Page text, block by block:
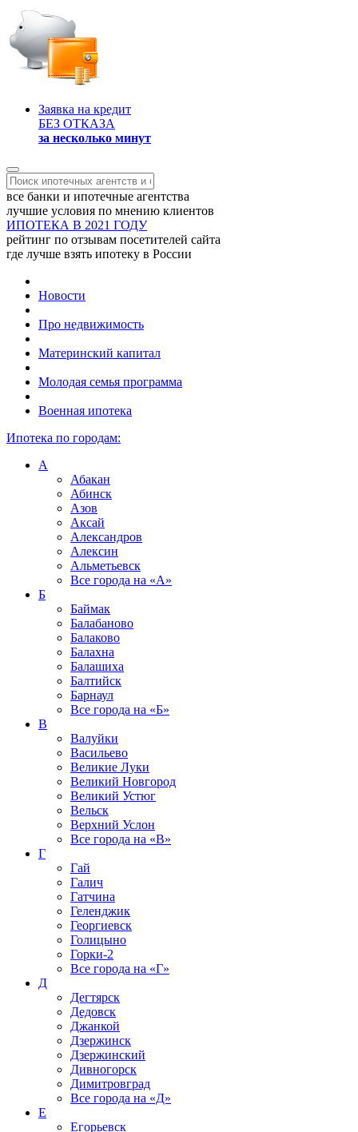
Заявка на кредит
БЕЗ ОТКАЗА
за несколько минут
все банки и ипотечные агентства
лучшие условия по мнению клиентов
ИПОТЕКА В 2021 ГОДУ
рейтинг по отзывам посетителей сайта
где лучше взять ипотеку в России
Новости
Про недвижимость
Материнский капитал
Молодая семья программа
Военная ипотека
Ипотека по городам:
А
Абакан
Абинск
Азов
Аксай
Александров
Алексин
Альметьевск
Все города на «А»
Б
Баймак
Балабаново
Балаково
Балахна
Балашиха
Балтийск
Барнаул
Все города на «Б»
В
Валуйки
Васильево
Великие Луки
Великий Новгород
Великий Устюг
Вельск
Верхний Услон
Все города на «В»
Г
Гай
Галич
Гатчина
Геленджик
Георгиевск
Голицыно
Горки-2
Все города на «Г»
Д
Дегтярск
Дедовск
Джанкой
Дзержинск
Дзержинский
Дивногорск
Димитровград
Все города на «Д»
Е
Егорьевск